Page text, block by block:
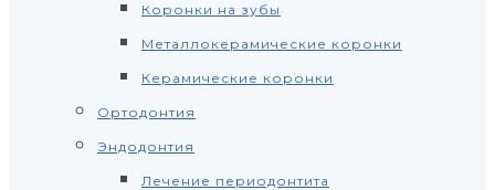
Коронки на зубы
Металлокерамические коронки
Керамические коронки
Ортодонтия
Эндодонтия
Лечение периодонтита